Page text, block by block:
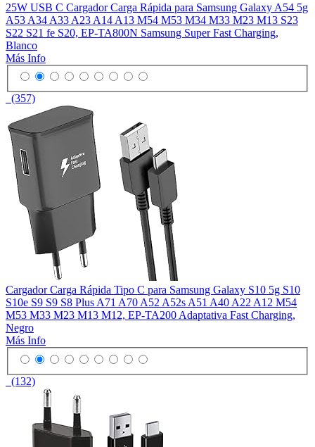
25W USB C Cargador Carga Rápida para Samsung Galaxy A54 5g
A53 A34 A33 A23 A14 A13 M54 M53 M34 M33 M23 M13 S23
S22 S21 fe S20, EP-TA800N Samsung Super Fast Charging,
Blanco
Más Info
(357)
Cargador Carga Rápida Tipo C para Samsung Galaxy S10 5g S10
S10e S9 S9 S8 Plus A71 A70 A52 A52s A51 A40 A22 A12 M54
M53 M33 M23 M13 M12, EP-TA200 Adaptativa Fast Charging,
Negro
Más Info
(132)